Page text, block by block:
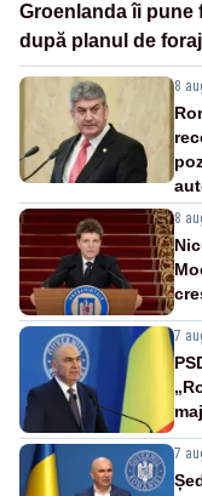
Groenlanda îi pune
după planul de foraj
8
8
7
7